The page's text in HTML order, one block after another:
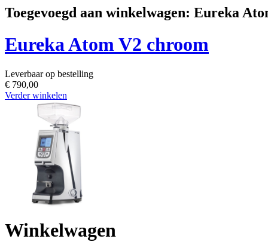
Toegevoegd aan winkelwagen: Eureka
Eureka Atom V2 chroom
Leverbaar op bestelling
€ 790,00
Verder winkelen
Winkelwagen